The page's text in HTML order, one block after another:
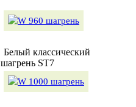
Белый классический
шагрень ST7